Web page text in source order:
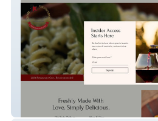
Bella Roma Grill